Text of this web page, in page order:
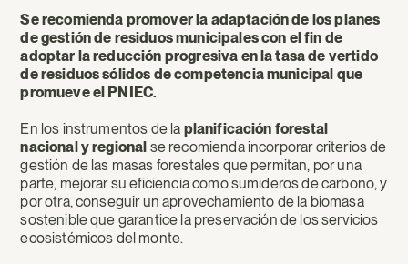
Se recomienda promover la adaptación de los planes
de gestión de residuos municipales con el fin de
adoptar la reducción progresiva en la tasa de vertido
de residuos sólidos de competencia municipal que
promueve el PNIEC.
En los instrumentos de la planificación forestal
nacional y regional se recomienda incorporar criterios de
gestión de las masas forestales que permitan, por una
parte, mejorar su eficiencia como sumideros de carbono, y
por otra, conseguir un aprovechamiento de la biomasa
sostenible que garantice la preservación de los servicios
ecosistémicos del monte.